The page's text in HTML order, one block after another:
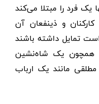
یک فرد را مبتلا می‌کند
و ذینفعان آن
تمایل داشته باشند
همچون یک شاه‌نشین
مانند یک ارباب